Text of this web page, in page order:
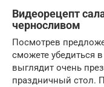
Видеорецепт
черносливом
Посмотрев
сможете убедиться
выглядит очень
праздничный стол.